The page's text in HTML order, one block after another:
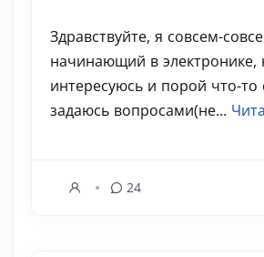
Здравствуйте, я совсем-
начинающий в электронике,
интересуюсь и порой что-
задаюсь вопросами(не...
24